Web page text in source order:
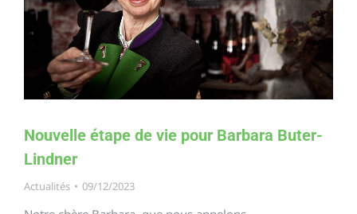
Nouvelle étape de vie pour Barbara Buter-
Lindner
Actualités 09/12/2023